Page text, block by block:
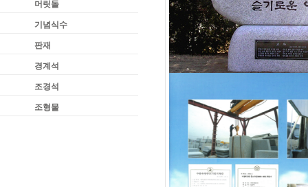
머릿돌
기념식수
판재
경계석
조경석
조형물